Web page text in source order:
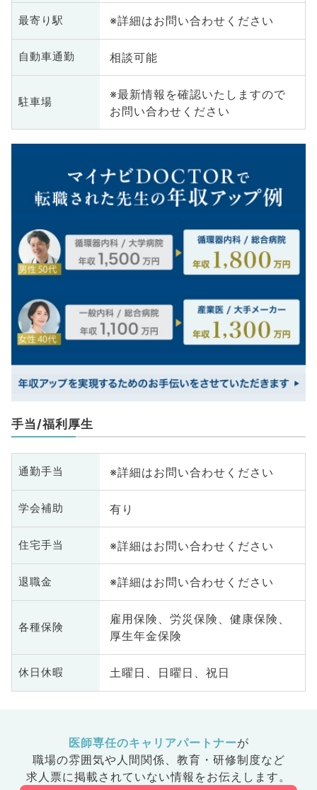
最寄り駅 ※詳細はお問い合わせください
自動車通勤 相談可能
駐車場
※最新情報を確認いたしますので
お問い合わせください
手当/福利厚生
通勤手当 ※詳細はお問い合わせください
学会補助 有り
住宅手当 ※詳細はお問い合わせください
退職金 ※詳細はお問い合わせください
各種保険
雇用保険、労災保険、健康保険、
厚生年金保険
休日休暇 土曜日、日曜日、祝日
医師専任のキャリアパートナーが
職場の雰囲気や人間関係、 教育・研修制度など
求人票に掲載されていない情報をお伝えします。